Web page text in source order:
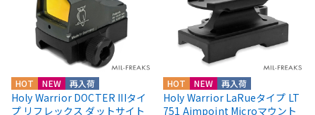
HOT NEW 再入荷
Holy Warrior DOCTER IIIタイ
プ リフレックス ダットサイト
HOT NEW 再入荷
Holy Warrior LaRueタイプ LT
751 Aimpoint Microマウント